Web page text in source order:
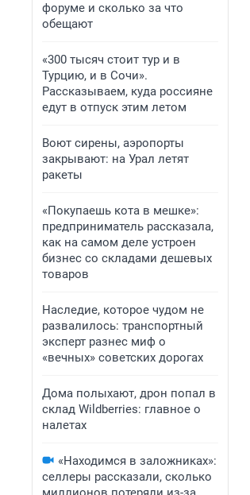
форуме и сколько за что
обещают
«300 тысяч стоит тур и в
Турцию, и в Сочи».
Рассказываем, куда россияне
едут в отпуск этим летом
Воют сирены, аэропорты
закрывают: на Урал летят
ракеты
«Покупаешь кота в мешке»:
предприниматель рассказала,
как на самом деле устроен
бизнес со складами дешевых
товаров
Наследие, которое чудом не
развалилось: транспортный
эксперт разнес миф о
«вечных» советских дорогах
Дома полыхают, дрон попал в
склад Wildberries: главное о
налетах
«Находимся в заложниках»:
селлеры рассказали, сколько